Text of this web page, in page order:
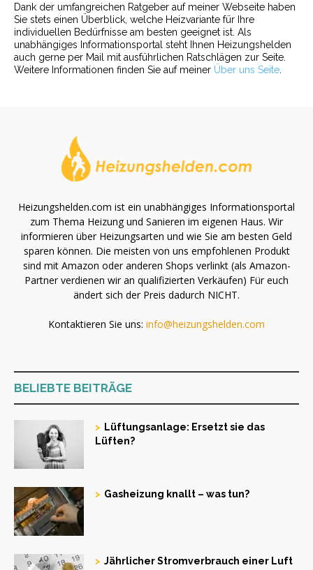
Dank der umfangreichen Ratgeber auf meiner Webseite haben
Sie stets einen Überblick, welche Heizvariante für Ihre
individuellen Bedürfnisse am besten geeignet ist. Als
unabhängiges Informationsportal steht Ihnen Heizungshelden
auch gerne per Mail mit ausführlichen Ratschlägen zur Seite.
Weitere Informationen finden Sie auf meiner Über uns Seite
Heizungshelden.com ist ein unabhängiges Informationsportal
zum Thema Heizung und Sanieren im eigenen Haus. Wir
informieren über Heizungsarten und wie Sie am besten Geld
sparen können. Die meisten von uns empfohlenen Produkt
sind mit Amazon oder anderen Shops verlinkt (als Amazon-
Partner verdienen wir an qualifizierten Verkäufen) Für euch
ändert sich der Preis dadurch NICHT.
Kontaktieren Sie uns: info@heizungshelden.com
BELIEBTE BEITRÄGE
Lüftungsanlage: Ersetzt sie das
Lüften?
Gasheizung knallt – was tun?
Jährlicher Stromverbrauch einer Luft